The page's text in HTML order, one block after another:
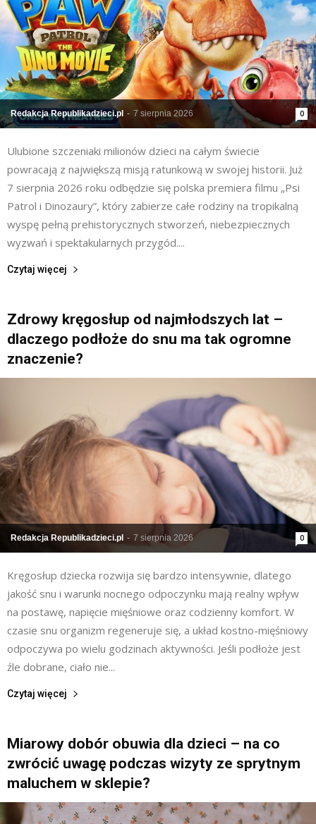
Redakcja Republikadzieci.pl - 7 sierpnia 2026 0
Ulubione szczeniaki milionów dzieci na całym świecie
powracają z największą misją ratunkową w swojej historii. Już
7 sierpnia 2026 roku odbędzie się polska premiera filmu „Psi
Patrol i Dinozaury”, który zabierze całe rodziny na tropikalną
wyspę pełną prehistorycznych stworzeń, niebezpiecznych
wyzwań i spektakularnych przygód....
Czytaj więcej
Zdrowy kręgosłup od najmłodszych lat –
dlaczego podłoże do snu ma tak ogromne
znaczenie?
Redakcja Republikadzieci.pl - 7 sierpnia 2026 0
Kręgosłup dziecka rozwija się bardzo intensywnie, dlatego
jakość snu i warunki nocnego odpoczynku mają realny wpływ
na postawę, napięcie mięśniowe oraz codzienny komfort. W
czasie snu organizm regeneruje się, a układ kostno-mięśniowy
odpoczywa po wielu godzinach aktywności. Jeśli podłoże jest
źle dobrane, ciało nie...
Czytaj więcej
Miarowy dobór obuwia dla dzieci – na co
zwrócić uwagę podczas wizyty ze sprytnym
maluchem w sklepie?